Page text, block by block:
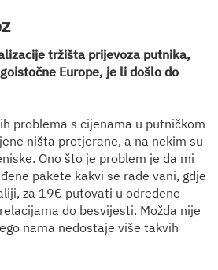
tržišta prijevoza putnika,
Europe, je li došlo do
problema s cijenama u putničkom
ništa pretjerane, a na nekim su
Ono što je problem je da mi
pakete kakvi se rade vani, gdje
za 19€ putovati u određene
do besvijesti. Možda nije
nama nedostaje više takvih